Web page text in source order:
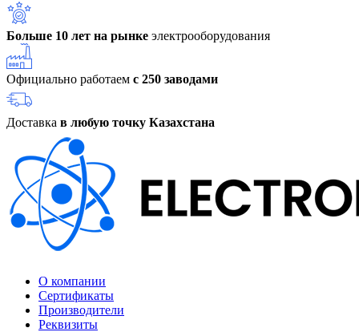
Больше 10 лет на рынке электрооборудования
Официально работаем с 250 заводами
Доставка в любую точку Казахстана
О компании
Сертификаты
Производители
Реквизиты